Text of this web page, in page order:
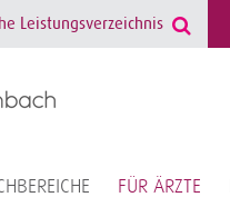
FÜR ÄRZTE